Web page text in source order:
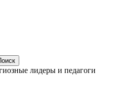
лидеры и педагоги